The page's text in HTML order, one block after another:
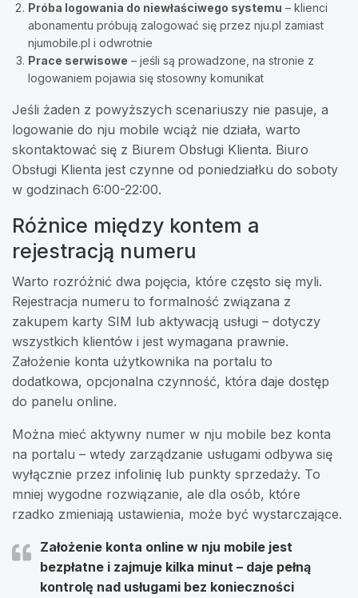
Próba logowania do niewłaściwego systemu – klienci
abonamentu próbują zalogować się przez nju.pl zamiast
njumobile.pl i odwrotnie
Prace serwisowe – jeśli są prowadzone, na stronie z
logowaniem pojawia się stosowny komunikat
Jeśli żaden z powyższych scenariuszy nie pasuje, a
logowanie do nju mobile wciąż nie działa, warto
skontaktować się z Biurem Obsługi Klienta. Biuro
Obsługi Klienta jest czynne od poniedziałku do soboty
w godzinach 6:00-22:00.
Różnice między kontem a
rejestracją numeru
Warto rozróżnić dwa pojęcia, które często się myli.
Rejestracja numeru to formalność związana z
zakupem karty SIM lub aktywacją usługi – dotyczy
wszystkich klientów i jest wymagana prawnie.
Założenie konta użytkownika na portalu to
dodatkowa, opcjonalna czynność, która daje dostęp
do panelu online.
Można mieć aktywny numer w nju mobile bez konta
na portalu – wtedy zarządzanie usługami odbywa się
wyłącznie przez infolinię lub punkty sprzedaży. To
mniej wygodne rozwiązanie, ale dla osób, które
rzadko zmieniają ustawienia, może być wystarczające.
Założenie konta online w nju mobile jest
bezpłatne i zajmuje kilka minut – daje pełną
kontrolę nad usługami bez konieczności